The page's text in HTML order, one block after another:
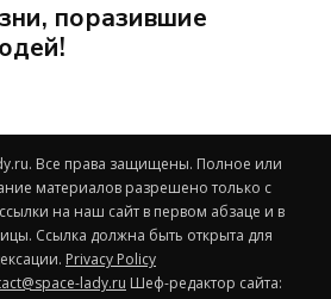
поразившие
Все права защищены. Полное или
материалов разрешено только с
на наш сайт в первом абзаце и в
Ссылка должна быть открыта для
Privacy Policy
lady.ru Шеф-редактор сайта: